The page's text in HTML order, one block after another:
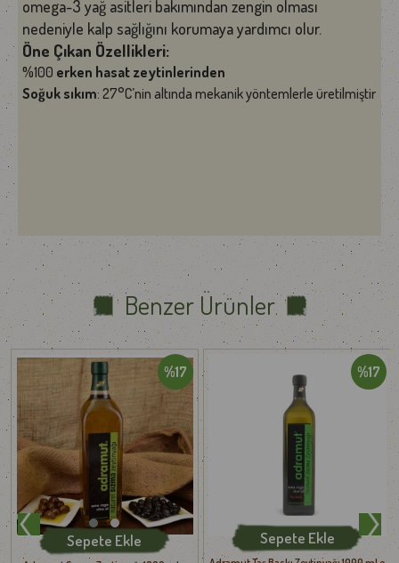
omega-3 yağ asitleri bakımından zengin olması
nedeniyle kalp sağlığını korumaya yardımcı olur.
Öne Çıkan Özellikleri:
%100 erken hasat zeytinlerinden
Soğuk sıkım: 27°C’nin altında mekanik yöntemlerle üretilmiştir
Zeytinyağlı yemekler , sebze soteler ve gurme tariflerde
Sarımsaklı-zeytinyağlı karışımlarda
Detoks karışımlarındasabah aç karna tüketilebilir
Faydaları Nelerdir?
Antioksidan zengini (polifenol, E vitamini) – bağışıklık
destekleyici
Kalp ve damar sağlığına faydalı
Sindirim sistemini düzenler
Zihinsel fonksiyonlara ve hafızaya katkı sağlar
Cilt ve saç sağlığını destekler (dışarıdan da uygulanabilir)
Besin Değerleri
Enerji: 884 kcal
Yağ: 100 g
Protein 0 g
Benzer Ürünler
Sepete Ekle
%17
Sepete Ekle
%17